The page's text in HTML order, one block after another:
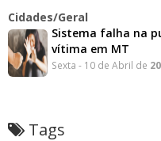
Cidades/Geral
Sistema falha na
vítima em MT
Sexta - 10 de Abril de
Tags